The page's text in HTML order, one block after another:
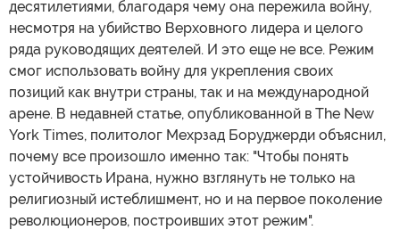
десятилетиями, благодаря чему она пережила войну,
несмотря на убийство Верховного лидера и целого
ряда руководящих деятелей. И это еще не все. Режим
смог использовать войну для укрепления своих
позиций как внутри страны, так и на международной
арене. В недавней статье, опубликованной в The New
York Times, политолог Мехрзад Боруджерди объяснил,
почему все произошло именно так: "Чтобы понять
устойчивость Ирана, нужно взглянуть не только на
религиозный истеблишмент, но и на первое поколение
революционеров, построивших этот режим".